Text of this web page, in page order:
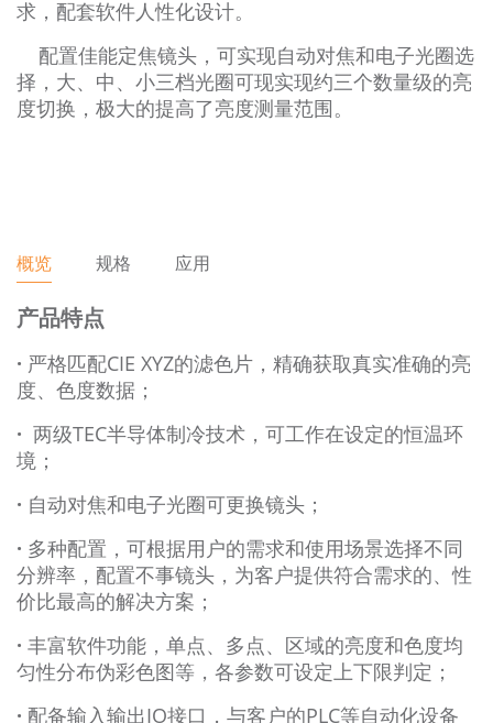
求，配套软件人性化设计。
配置佳能定焦镜头，可实现自动对焦和电子光圈选
择，大、中、小三档光圈可现实现约三个数量级的亮
度切换，极大的提高了亮度测量范围。
概览 规格 应用
产品特点
· 严格匹配CIE XYZ的滤⾊⽚，精确获取真实准确的亮
度、⾊度数据；
· 两级TEC半导体制冷技术，可工作在设定的恒温环
境；
· 自动对焦和电子光圈可更换镜头；
· 多种配置，可根据用户的需求和使用场景选择不同
分辨率，配置不事镜头，为客户提供符合需求的、性
价比最高的解决方案；
· 丰富软件功能，单点、多点、区域的亮度和色度均
匀性分布伪彩色图等，各参数可设定上下限判定；
· 配备输入输出IO接口，与客户的PLC等自动化设备